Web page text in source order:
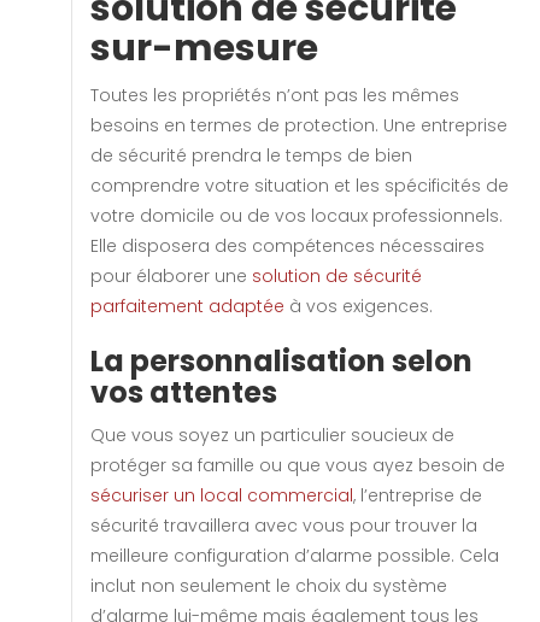
sur-mesure
Toutes les propriétés n’ont pas les mêmes
besoins en termes de protection. Une entreprise
de sécurité prendra le temps de bien
comprendre votre situation et les spécificités de
votre domicile ou de vos locaux professionnels.
Elle disposera des compétences nécessaires
pour élaborer une solution de sécurité
parfaitement adaptée à vos exigences.
La personnalisation selon
vos attentes
Que vous soyez un particulier soucieux de
protéger sa famille ou que vous ayez besoin de
sécuriser un local commercial, l’entreprise de
sécurité travaillera avec vous pour trouver la
meilleure configuration d’alarme possible. Cela
inclut non seulement le choix du système
d’alarme lui-même mais également tous les